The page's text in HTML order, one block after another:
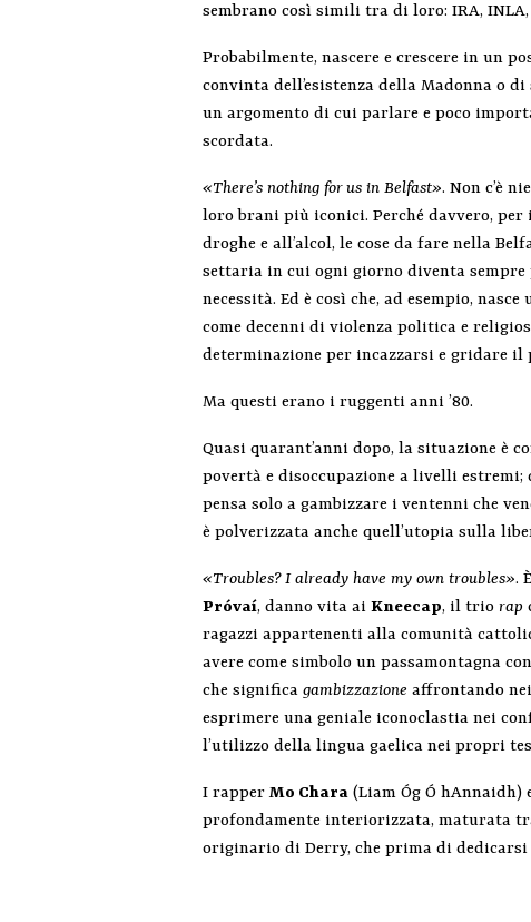
sembrano così simili tra di loro: IRA, INLA,
Probabilmente, nascere e crescere in un
convinta dell’esistenza della Madonna o
un argomento di cui parlare e poco
scordata.
«There’s nothing for us in Belfast». Non c’è
loro brani più iconici. Perché davvero,
droghe e all’alcol, le cose da fare nella
settaria in cui ogni giorno diventa
necessità. Ed è così che, ad esempio,
come decenni di violenza politica e
determinazione per incazzarsi e gridare
Ma questi erano i ruggenti anni ’80.
Quasi quarant’anni dopo, la situazione è
povertà e disoccupazione a livelli estremi;
pensa solo a gambizzare i ventenni che
è polverizzata anche quell’utopia sulla
«Troubles? I already have my own troubles».
Próvaí, danno vita aiKneecap, il triorap
ragazzi appartenenti alla comunità
avere come simbolo un passamontagna
che significagambizzazione affrontando
esprimere una geniale iconoclastia nei
l’utilizzo della lingua gaelica nei propri
I rapperMo Chara (Liam Óg Ó hAnnaidh)
profondamente interiorizzata, maturata
originario di Derry, che prima di